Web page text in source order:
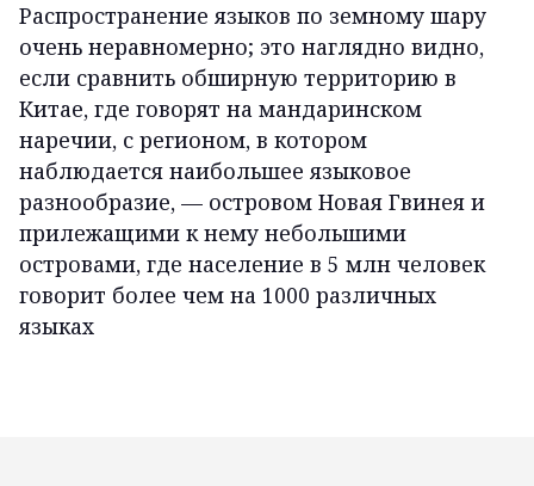
Распространение языков по земному шару
очень неравномерно; это наглядно видно,
если сравнить обширную территорию в
Китае, где говорят на мандаринском
наречии, с регионом, в котором
наблюдается наибольшее языковое
разнообразие, — островом Новая Гвинея и
прилежащими к нему небольшими
островами, где население в 5 млн человек
говорит более чем на 1000 различных
языках